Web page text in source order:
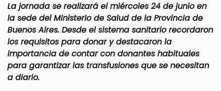
La jornada se realizará el miércoles 24 de junio en
la sede del Ministerio de Salud de la Provincia de
Buenos Aires. Desde el sistema sanitario recordaron
los requisitos para donar y destacaron la
importancia de contar con donantes habituales
para garantizar las transfusiones que se necesitan
a diario.